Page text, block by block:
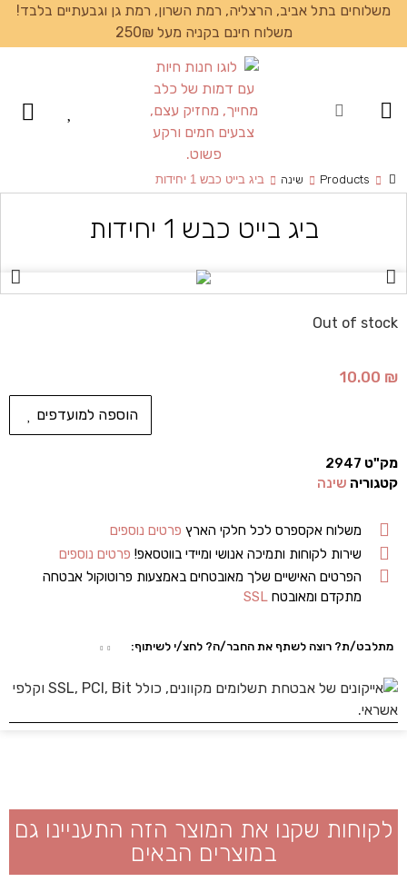
משלוחים בתל אביב, הרצליה, רמת השרון, רמת גן וגבעתיים בלבד!
משלוח חינם בקניה מעל 250₪
Products שינה ביג בייט כבש 1 יחידות
ביג בייט כבש 1 יחידות
Out of stock
10.00 ₪
הוספה למועדפים
מק"ט 2947
קטגוריה שינה
משלוח אקספרס לכל חלקי הארץ פרטים נוספים
שירות לקוחות ותמיכה אנושי ומיידי בווטסאפ! פרטים נוספים
הפרטים האישיים שלך מאובטחים באמצעות פרוטוקול אבטחה
מתקדם ומאובטחSSL
מתלבט/ת? רוצה לשתף את החבר/ה? לחצ/י לשיתוף:
לקוחות שקנו את המוצר הזה התעניינו גם
במוצרים הבאים